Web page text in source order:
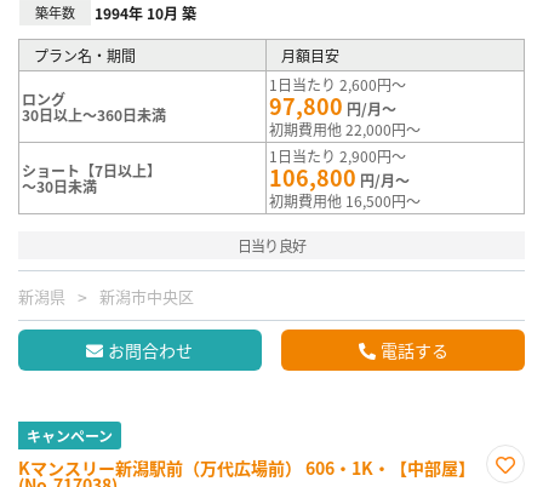
築年数 1994年 10月 築
プラン名・期間 月額目安
ロング
30日以上～360日未満
1日当たり 2,600円～
97,800 円/月～
初期費用他 22,000円～
ショート【7日以上】
～30日未満
1日当たり 2,900円～
106,800 円/月～
初期費用他 16,500円～
日当り良好
新潟県 新潟市中央区
お問合わせ 電話する
キャンペーン
Kマンスリー新潟駅前（万代広場前） 606・1K・【中部屋】